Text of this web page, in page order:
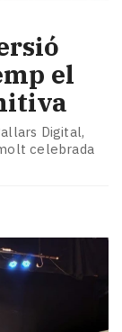
el
Digital,
celebrada